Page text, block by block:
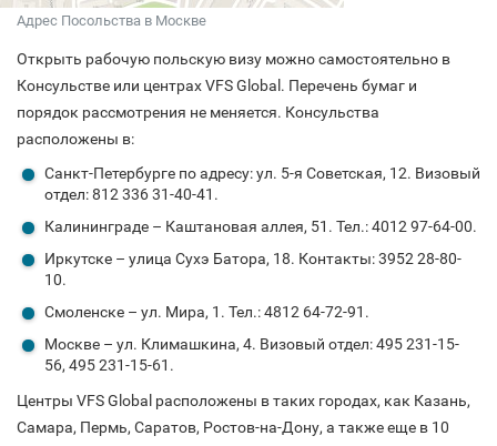
Адрес Посольства в Москве
Открыть рабочую польскую визу можно самостоятельно в
Консульстве или центрах VFS Global. Перечень бумаг и
порядок рассмотрения не меняется. Консульства
расположены в:
Санкт-Петербурге по адресу: ул. 5-я Советская, 12. Визовый
отдел: 812 336 31-40-41.
Калининграде – Каштановая аллея, 51. Тел.: 4012 97-64-00.
Иркутске – улица Сухэ Батора, 18. Контакты: 3952 28-80-
10.
Смоленске – ул. Мира, 1. Тел.: 4812 64-72-91.
Москве – ул. Климашкина, 4. Визовый отдел: 495 231-15-
56, 495 231-15-61.
Центры VFS Global расположены в таких городах, как Казань,
Самара, Пермь, Саратов, Ростов-на-Дону, а также еще в 10